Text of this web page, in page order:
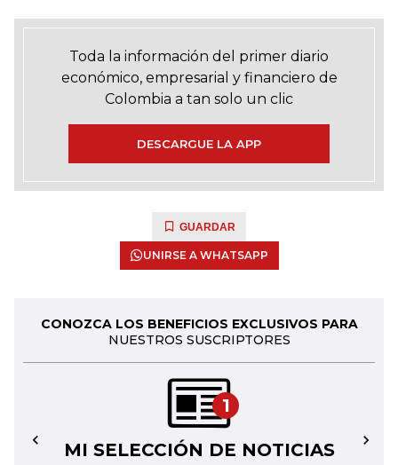
Toda la información del primer diario
económico, empresarial y financiero de
Colombia a tan solo un clic
DESCARGUE LA APP
GUARDAR
UNIRSE A WHATSAPP
CONOZCA LOS BENEFICIOS EXCLUSIVOS PARA
NUESTROS SUSCRIPTORES
1
MI SELECCIÓN DE NOTICIAS
← →